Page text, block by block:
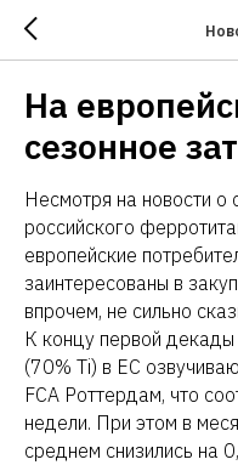
На
сезонное
Несмотря на новости
российского
европейские
заинтересованы в
впрочем, не сильно
К концу первой
(70% Ti) в ЕС
FCA Роттердам, что
недели. При этом в
среднем снизились на